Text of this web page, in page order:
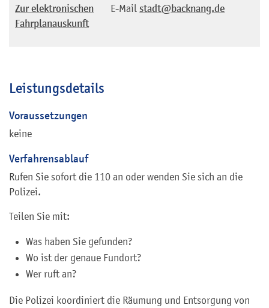
Zur elektronischen
Fahrplanauskunft
E-Mail stadt@backnang.de
Leistungsdetails
Voraussetzungen
keine
Verfahrensablauf
Rufen Sie sofort die 110 an oder wenden Sie sich an die
Polizei.
Teilen Sie mit:
Was haben Sie gefunden?
Wo ist der genaue Fundort?
Wer ruft an?
Die Polizei koordiniert die Räumung und Entsorgung von